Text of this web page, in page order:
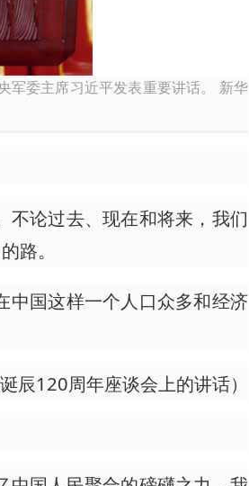
军委主席习近平发表重要讲话。 新华
论过去、现在和将来，我们
路。
中国这样一个人口众多和经济
辰120周年座谈会上的讲话）